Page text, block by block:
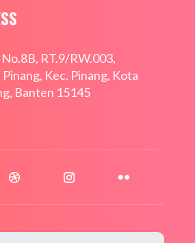
RT.9/RW.003,
Pinang, Kec. Pinang, Kota
Banten 15145